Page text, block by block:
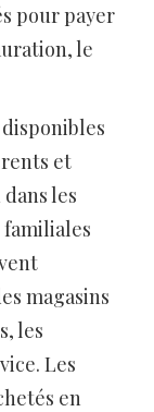
pour payer
le
disponibles
et
les
familiales
magasins
les
Les
en